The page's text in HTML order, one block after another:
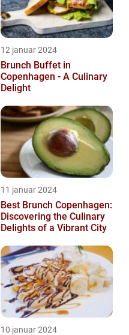
12 januar 2024
Brunch Buffet in
Copenhagen - A Culinary
Delight
11 januar 2024
Best Brunch Copenhagen:
Discovering the Culinary
Delights of a Vibrant City
10 januar 2024